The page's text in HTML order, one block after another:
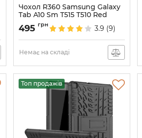
Чохол R360 Samsung Galaxy
Tab A10 Sm T515 T510 Red
Артикул:4670
495 грн 3.9 (9)
Немає на складі
Топ продажів